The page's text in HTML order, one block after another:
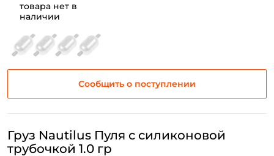
товара нет в
наличии
Сообщить о поступлении
Груз Nautilus Пуля с силиконовой
трубочкой 1.0 гр